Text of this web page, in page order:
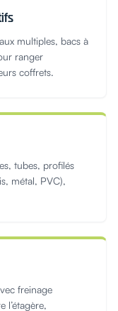
multiples, bacs à
ranger
coffrets.
tubes, profilés
métal, PVC),
freinage
l’étagère,